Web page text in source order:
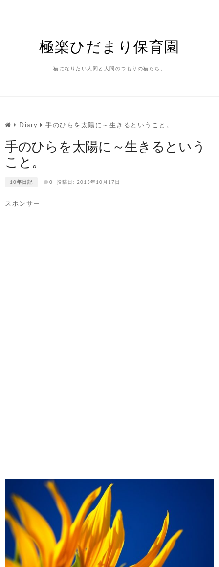
極楽ひだまり保育園
猫になりたい人間と人間のつもりの猫たち。
Diary 手のひらを太陽に～生きるということ。
手のひらを太陽に～生きるという
こと。
10年日記 0 投稿日: 2013年10月17日
スポンサー